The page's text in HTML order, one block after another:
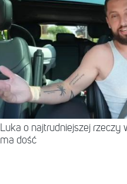
Luka o najtrudniejszej rzeczy
ma dość